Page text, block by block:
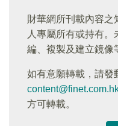
財華網所刊載內容之
人專屬所有或持有
編、複製及建立鏡像
如有意願轉載，請發
方可轉載。